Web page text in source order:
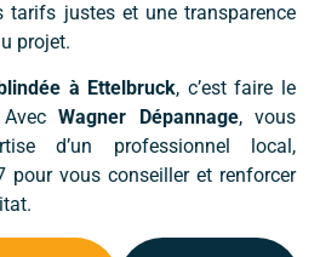
tarifs justes et une transparence
projet.
à Ettelbruck, c’est faire le
AvecWagner Dépannage, vous
d’un professionnel local,
vous conseiller et renforcer